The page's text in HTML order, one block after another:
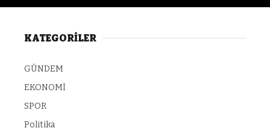
KATEGORİLER
GÜNDEM
EKONOMİ
SPOR
Politika